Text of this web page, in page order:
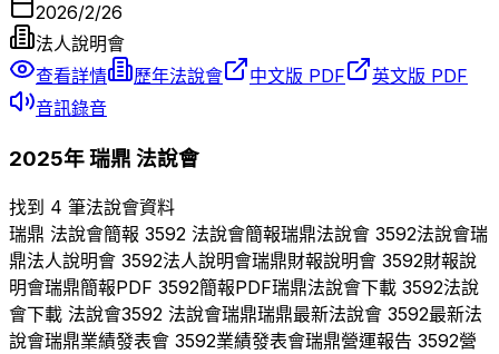
2026/2/26
法人說明會
查看詳情
歷年法說會 中文版 PDF
英文版 PDF
音訊錄音
2025年瑞鼎 法說會
找到 4 筆法說會資料
瑞鼎 法說會簡報 3592 法說會簡報瑞鼎法說會 3592法說會瑞
鼎法人說明會 3592法人說明會瑞鼎財報說明會 3592財報說
明會瑞鼎簡報PDF 3592簡報PDF瑞鼎法說會下載 3592法說
會下載 法說會3592 法說會瑞鼎瑞鼎最新法說會 3592最新法
說會瑞鼎業績發表會 3592業績發表會瑞鼎營運報告 3592營